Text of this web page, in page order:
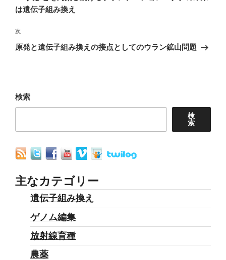
ナ
ゲ
ー
ン
投
は遺伝子組み換え
次
の
次
原発と遺伝子組み換えの接点としてのウラン鉱山問題
検索
検
索
主なカテゴリー
遺伝子組み換え
ゲノム編集
放射線育種
農薬